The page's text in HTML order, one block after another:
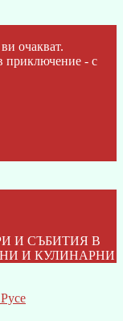
очакват.
приключение - с
И СЪБИТИЯ В
И КУЛИНАРНИ